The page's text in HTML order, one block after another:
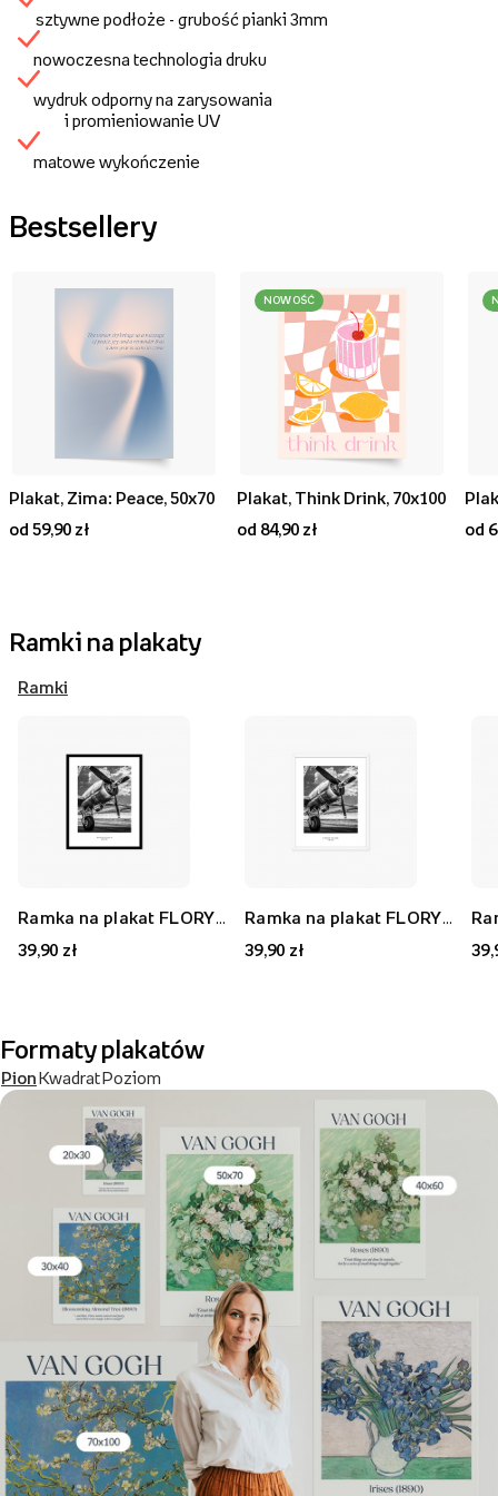
sztywne podłoże - grubość pianki 3mm
nowoczesna technologia druku
wydruk odporny na zarysowania
i promieniowanie UV
matowe wykończenie
Bestsellery
Plakat, Zima: Peace, 50x70
od 59,90 zł
NOWOŚĆ
Plakat, Think Drink, 70x100
od 84,90 zł
od
Ramki na plakaty
Ramki
39,90 zł
39,90 zł
Formaty plakatów
PionKwadratPoziom